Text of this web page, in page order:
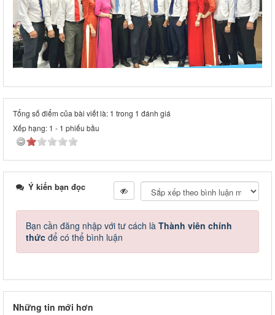
Tổng số điểm của bài viết là: 1 trong 1 đánh giá
Xếp hạng: 1 - 1 phiếu bầu
Ý kiến bạn đọc
Bạn cần đăng nhập với tư cách là Thành viên chính
thức để có thể bình luận
Những tin mới hơn